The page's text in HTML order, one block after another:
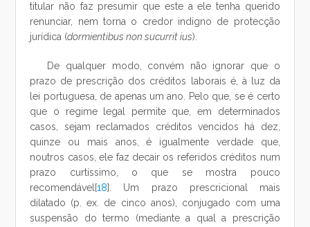
titular não faz presumir que este a ele tenha querido
renunciar, nem torna o credor indigno de protecção
jurídica (dormientibus non sucurrit ius).
De qualquer modo, convém não ignorar que o
prazo de prescrição dos créditos laborais é, à luz da
lei portuguesa, de apenas um ano. Pelo que, se é certo
que o regime legal permite que, em determinados
casos, sejam reclamados créditos vencidos há dez,
quinze ou mais anos, é igualmente verdade que,
noutros casos, ele faz decair os referidos créditos num
prazo curtíssimo, o que se mostra pouco
recomendável[18]. Um prazo prescricional mais
dilatado (p. ex. de cinco anos), conjugado com uma
suspensão do termo (mediante a qual a prescrição